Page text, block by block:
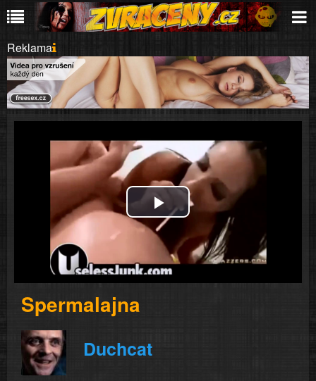
Reklama
Play
Video
Spermalajna
Duchcat